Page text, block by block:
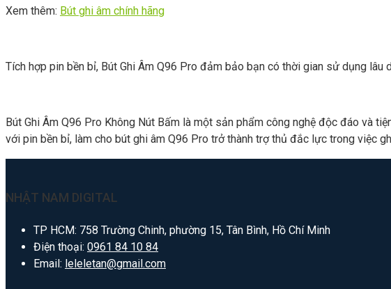
Xem thêm: Bút ghi âm chính hãng
Tích hợp pin bền bỉ, Bút Ghi Âm Q96 Pro đảm bảo bạn có thời gian sử dụng
Bút Ghi Âm Q96 Pro Không Nút Bấm là một sản phẩm công nghệ độc đáo và
với pin bền bỉ, làm cho bút ghi âm Q96 Pro trở thành trợ thủ đắc lực trong việc
NHẬT NAM DIGITAL
TP HCM: 758 Trường Chinh, phường 15, Tân Bình, Hồ Chí Minh
Điện thoại: 0961 84 10 84
Email: leleletan@gmail.com